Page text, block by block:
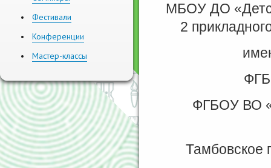
Фестивали
Конференции
Мастер-классы
МБОУ ДО
2
ФГБОУ ВО
Тамбовское